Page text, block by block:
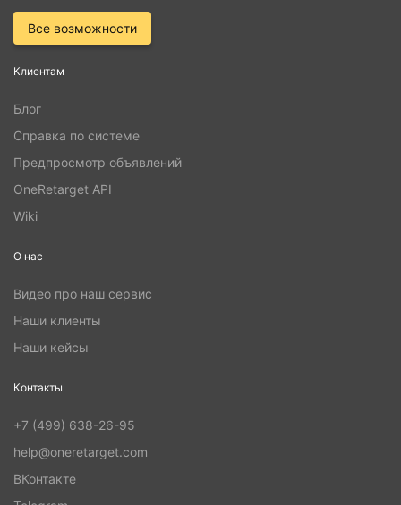
Все возможности
Клиентам
Блог
Справка по системе
Предпросмотр объявлений
OneRetarget API
Wiki
О нас
Видео про наш сервис
Наши клиенты
Наши кейсы
Контакты
+7 (499) 638-26-95
help@oneretarget.com
ВКонтакте